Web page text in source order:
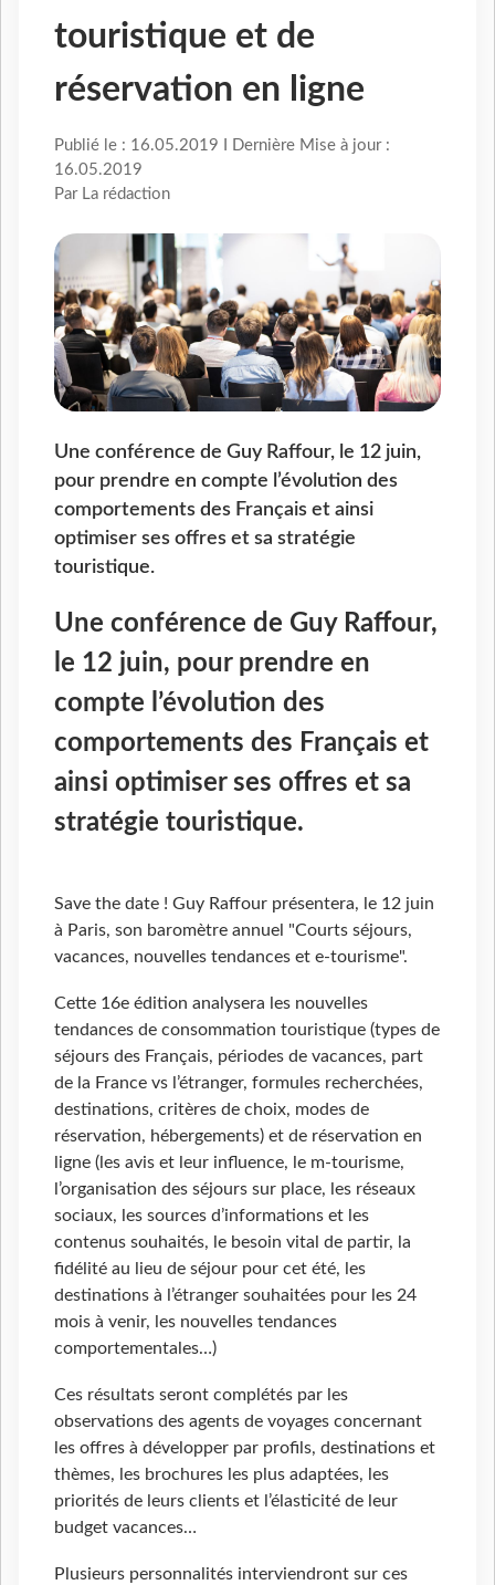
touristique et de
réservation en ligne
Publié le : 16.05.2019 I Dernière Mise à jour :
16.05.2019
Par La rédaction
Une conférence de Guy Raffour, le 12 juin,
pour prendre en compte l’évolution des
comportements des Français et ainsi
optimiser ses offres et sa stratégie
touristique.
Une conférence de Guy Raffour,
le 12 juin, pour prendre en
compte l’évolution des
comportements des Français et
ainsi optimiser ses offres et sa
stratégie touristique.
Save the date ! Guy Raffour présentera, le 12 juin
à Paris, son baromètre annuel "Courts séjours,
vacances, nouvelles tendances et e-tourisme".
Cette 16e édition analysera les nouvelles
tendances de consommation touristique (types de
séjours des Français, périodes de vacances, part
de la France vs l’étranger, formules recherchées,
destinations, critères de choix, modes de
réservation, hébergements) et de réservation en
ligne (les avis et leur influence, le m-tourisme,
l’organisation des séjours sur place, les réseaux
sociaux, les sources d’informations et les
contenus souhaités, le besoin vital de partir, la
fidélité au lieu de séjour pour cet été, les
destinations à l’étranger souhaitées pour les 24
mois à venir, les nouvelles tendances
comportementales…)
Ces résultats seront complétés par les
observations des agents de voyages concernant
les offres à développer par profils, destinations et
thèmes, les brochures les plus adaptées, les
priorités de leurs clients et l’élasticité de leur
budget vacances…
Plusieurs personnalités interviendront sur ces